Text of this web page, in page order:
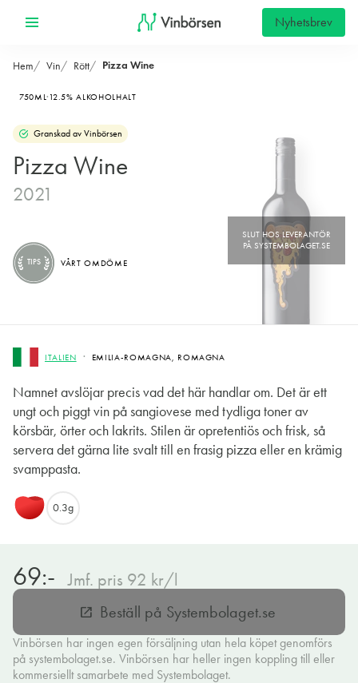
Nyhetsbrev
Hem Vin Rött Pizza Wine
750ML 12.5% ALKOHOLHALT
Granskad av Vinbörsen
Pizza Wine
2021
ITALIEN EMILIA-ROMAGNA, ROMAGNA
Namnet avslöjar precis vad det här handlar om. Det är ett
ungt och piggt vin på sangiovese med tydliga toner av
körsbär, örter och lakrits. Stilen är opretentiös och frisk, så
servera det gärna lite svalt till en frasig pizza eller en krämig
svamppasta.
TIPS VÅRT OMDÖME
0.3g
69:- Jmf. pris 92 kr/l
open_in_new Beställ på Systembolaget.se
Vinbörsen har ingen egen försäljning utan hela köpet genomförs
på systembolaget.se. Vinbörsen har heller ingen koppling till eller
kommersiellt samarbete med Systembolaget.